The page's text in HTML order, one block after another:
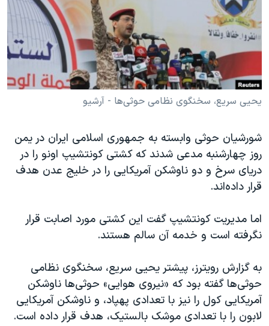
فرهنگ و زندگی
حقوق شهروندی
اقتصادی
علم و فناوری
اسرائیل در جنگ
آرشیو پخش زنده
مستندها
انتخابات ریاست جمهوری آمریکا ۲۰۲۴
حمله جمهوری اسلامی به اسرائیل
رمز مهسا
ورزش زنان در ایران
مجموعه مستندهای دادخواهی
تریبونال مردمی آبان ۹۸
دادگاه حمید نوری
قانون شفافیت دارائی کادر رهبری ایران
اسرائیل در جنگ
نرگس محمدی برنده جایزه نوبل صلح
همایش محافظه‌کاران آمریکا «سی‌پک»
دنبال کنید
زبانهای مختلف
یحیی سریع، سخنگوی نظامی حوثی‌ها - آرشیو
شورشیان حوثی وابسته به جمهوری اسلامی ایران در یمن
روز چهارشنبه مدعی شدند که کشتی کونتشیپ اونو را در
دریای سرخ و دو ناوشکن آمریکایی را در خلیج عدن هدف
قرار داده‌اند.
اما مدیریت کونتشیپ گفت این کشتی مورد اصابت قرار
نگرفته است و خدمه آن سالم هستند.
به گزارش رویترز، پیشتر یحیی سریع، سخنگوی نظامی
حوثی‌ها گفته بود که «نیروی هوایی» حوثی‌ها ناوشکن
آمریکایی کول را نیز با تعدادی پهپاد، و ناوشکن آمریکایی
لابون را با تعدادی موشک بالستیک، هدف قرار داده است.